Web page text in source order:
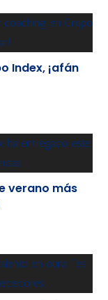
Index, ¡afán
verano más